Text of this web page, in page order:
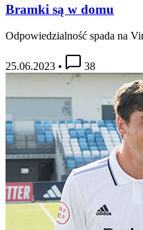
Bramki są w domu
Odpowiedzialność spada na
25.06.2023 • 38